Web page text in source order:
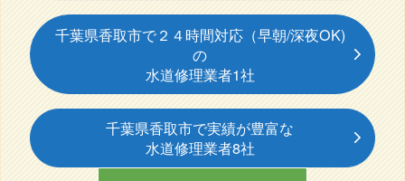
千葉県香取市で２４時間対応（早朝/深夜OK)
の
水道修理業者1社
千葉県香取市で実績が豊富な
水道修理業者8社